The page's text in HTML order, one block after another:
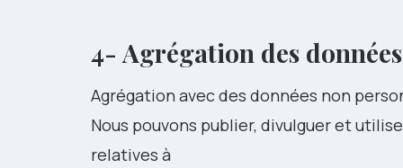
4- Agrégation des données
Agrégation avec des données non
Nous pouvons publier, divulguer et
relatives à